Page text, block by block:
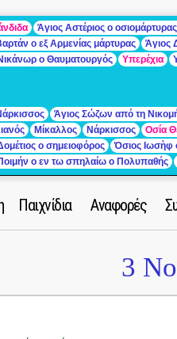
Άγιος Αστέριος ο
ο εξ Αρμενίας μάρτυρας
Άγιος
ο Θαυματουργός
Υπερέχια
Άγιος Σώζων από τη
Μίκαλλος Νάρκισσος
Οσία
ο σημειοφόρος
Όσιος Ιωσὴφ
ο εν τω σπηλαίω ο Πολυπαθής
Παιχνίδια Αναφορές
3